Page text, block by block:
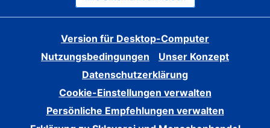
Version für Desktop-Computer
Nutzungsbedingungen
Unser Konzept
Datenschutzerklärung
Cookie-Einstellungen verwalten
Persönliche Empfehlungen verwalten